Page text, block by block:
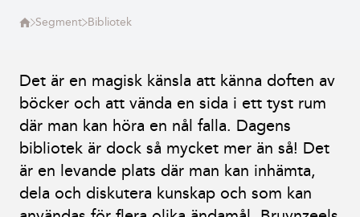
Segment Bibliotek
Det är en magisk känsla att känna doften av
böcker och att vända en sida i ett tyst rum
där man kan höra en nål falla. Dagens
bibliotek är dock så mycket mer än så! Det
är en levande plats där man kan inhämta,
dela och diskutera kunskap och som kan